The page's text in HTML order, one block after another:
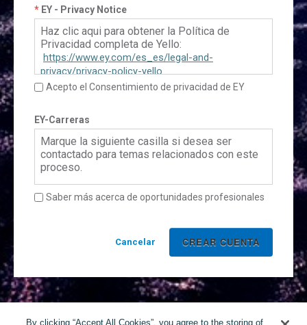
EY - Privacy Notice
Haz clic aqui para obtener la Política de
Privacidad completa de Yello:
https://www.ey.com/es_es/legal-and-
privacy/privacy-policy-yello
Acepto el Consentimiento de privacidad de EY
EY-Carreras
Marque la siguiente casilla si desea ser
contactado para temas relacionados con este
proceso.
Saber más acerca de oportunidades profesionales
Cancelar
By clicking “Accept All Cookies”, you agree to the storing of